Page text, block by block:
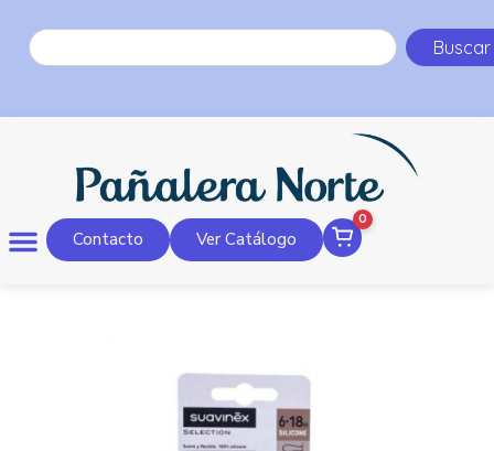
Buscar
Contacto Ver Catálogo
0